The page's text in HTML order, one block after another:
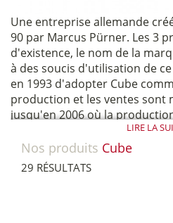
Une entreprise allemande
90 par Marcus Pürner. Les 3
d'existence, le nom de la
à des soucis d'utilisation de
en 1993 d'adopter Cube
production et les ventes sont
jusqu'en 2006 où la
vélos à l'année. Aujourd'hui,
cercle fermé des plus gros
LIRE LA
Nos produits Cube
29 RÉSULTATS